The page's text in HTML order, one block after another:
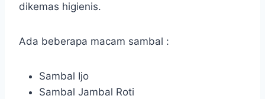
dikemas higienis.
Ada beberapa macam sambal :
Sambal Ijo
Sambal Jambal Roti